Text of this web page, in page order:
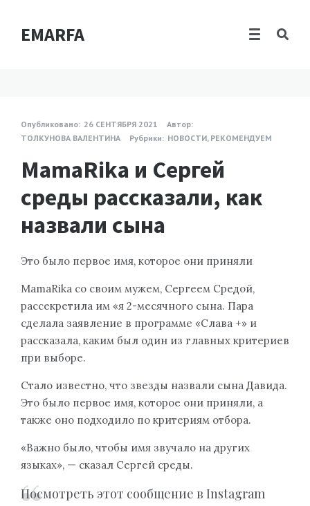
EMARFA
Опубликовано: 26 СЕНТЯБРЯ 2021
Автор:
ТОЛКУНОВА ВАЛЕНТИНА
Рубрики: НОВОСТИ, РЕКОМЕНДУЕМ
MamaRika и Сергей
среды рассказали, как
назвали сына
Это было первое имя, которое они приняли
MamaRika со своим мужем, Сергеем Средой,
рассекретила им «я 2-месячного сына. Пара
сделала заявление в программе «Слава +» и
рассказала, каким был один из главных критериев
при выборе.
Стало известно, что звезды назвали сына Давида.
Это было первое имя, которое они приняли, а
также оно подходило по критериям отбора.
«Важно было, чтобы имя звучало на других
языках», — сказал Сергей среды.
Посмотреть этот сообщение в Instagram